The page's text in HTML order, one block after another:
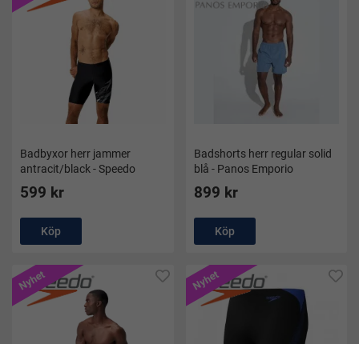
Badbyxor herr jammer
antracit/black - Speedo
599 kr
Köp
Badshorts herr regular solid
blå - Panos Emporio
899 kr
Köp
Nyhet Nyhet